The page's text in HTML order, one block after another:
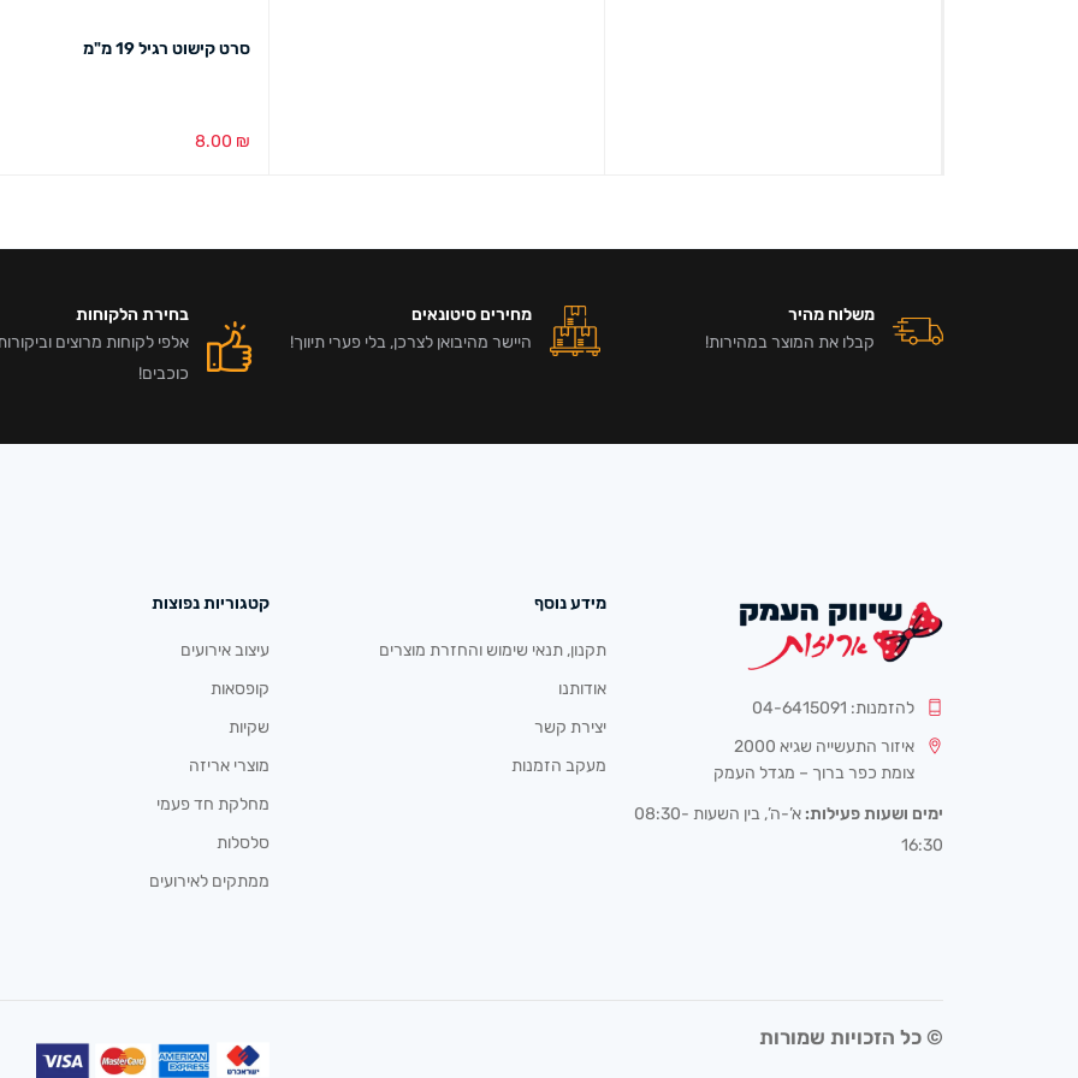
סרט קישוט רגיל 19 מ"מ
8.00 ₪
משלוח מהיר
קבלו את המוצר במהירות!
מחירים סיטונאים
היישר מהיבואן לצרכן, בלי פערי תיווך!
בחירת הלקוחות
כוכבים!
להזמנות: 04-6415091
איזור התעשייה שגיא 2000
צומת כפר ברוך – מגדל העמק
ימים ושעות פעילות:
א’-ה’, בין השעות 08:30-
16:30
מידע נוסף
תקנון, תנאי שימוש והחזרת מוצרים
אודותנו
יצירת קשר
מעקב הזמנות
קטגוריות נפוצות
עיצוב אירועים
קופסאות
שקיות
מוצרי אריזה
מחלקת חד פעמי
סלסלות
ממתקים לאירועים
© כל הזכויות שמורות